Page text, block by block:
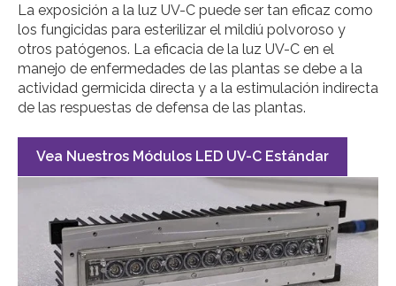
La exposición a la luz UV-C puede ser tan eficaz como
los fungicidas para esterilizar el mildiú polvoroso y
otros patógenos. La eficacia de la luz UV-C en el
manejo de enfermedades de las plantas se debe a la
actividad germicida directa y a la estimulación indirecta
de las respuestas de defensa de las plantas.
Vea Nuestros Módulos LED UV-C Estándar